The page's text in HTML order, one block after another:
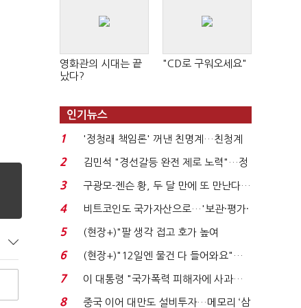
영화관의 시대는 끝
났다?
"CD로 구워오세요"
인기뉴스
1
'정청래 책임론' 꺼낸 친명계…친청계
는 추가투표 때리기...
2
김민석 "경선갈등 완전 제로 노력"…정
청래 "반명 공세 사...
3
구광모-젠슨 황, 두 달 만에 또 만난다…
로봇·AI 등 논...
4
비트코인도 국가자산으로…'보관·평가·
처분' 기준은 ...
5
(현장+)"팔 생각 접고 호가 높여
요"…'덜 똘똘한 한 채' 20...
6
(현장+)"12일엔 물건 다 들어와요"…
빈 매대 채우며 문 연 ...
7
이 대통령 "국가폭력 피해자에 사과…
적극적 조사로 진...
8
중국 이어 대만도 설비투자…메모리 ‘삼